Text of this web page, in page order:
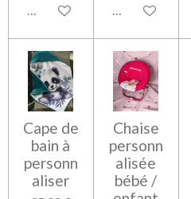
Voir les détails Voir les détails
Cape de
bain à
personn
aliser
Chaise
personn
alisée
bébé /